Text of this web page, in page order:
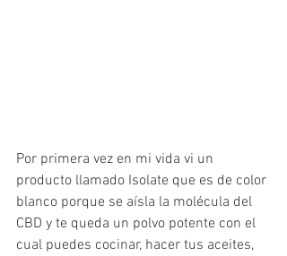
Por primera vez en mi vida vi un
producto llamado Isolate que es de color
blanco porque se aísla la molécula del
CBD y te queda un polvo potente con el
cual puedes cocinar, hacer tus aceites,